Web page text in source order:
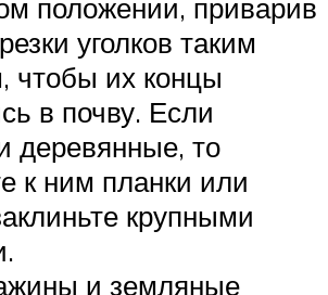
положении, приварив
уголков таким
чтобы их концы
в почву. Если
деревянные, то
к ним планки или
крупными
и земляные